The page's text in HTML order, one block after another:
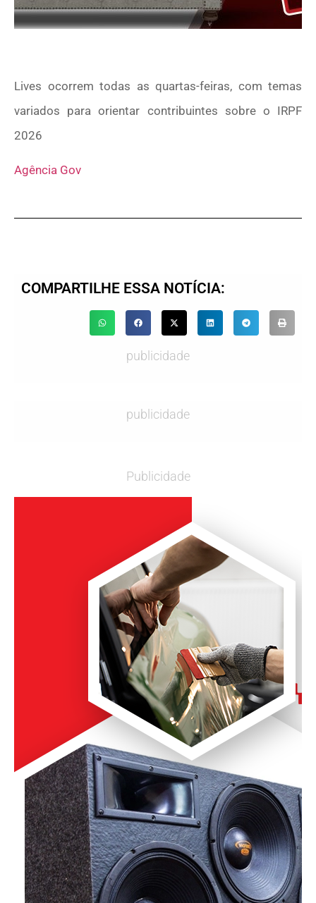
Lives ocorrem todas as quartas-feiras, com temas
variados para orientar contribuintes sobre o IRPF
2026
Agência Gov
COMPARTILHE ESSA NOTÍCIA:
publicidade
publicidade
Publicidade